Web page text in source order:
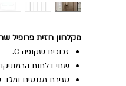
מקלחון חזית פרופיל
זכוכית שקופה C.
שתי דלתות
סגירת מגנטים ומגב